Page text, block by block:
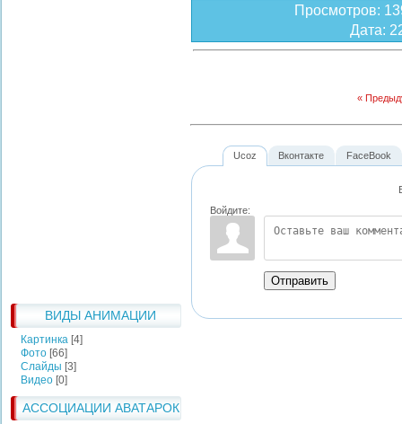
ВИДЫ АНИМАЦИИ
Картинка [4]
Фото [66]
Слайды [3]
Видео [0]
АССОЦИАЦИИ АВАТАРОК
Просмотров:
Дата:
«
Ucoz
Войдите:
Отправить
Вконтакте FaceBook